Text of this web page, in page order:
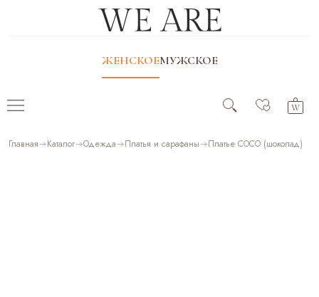
ЖЕНСКОЕМУЖСКОЕ
Главная Каталог Одежда Платья и сарафаны Платье COCO (шоколад)